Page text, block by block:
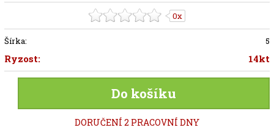
0x
Šírka: 5
Ryzost: 14kt
Do košíku
DORUČENÍ 2 PRACOVNÍ DNY